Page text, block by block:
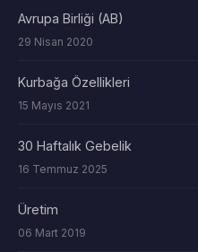
Avrupa Birliği (AB)
29 Nisan 2020
Kurbağa Özellikleri
15 Mayıs 2021
30 Haftalık Gebelik
16 Temmuz 2025
Üretim
06 Mart 2019